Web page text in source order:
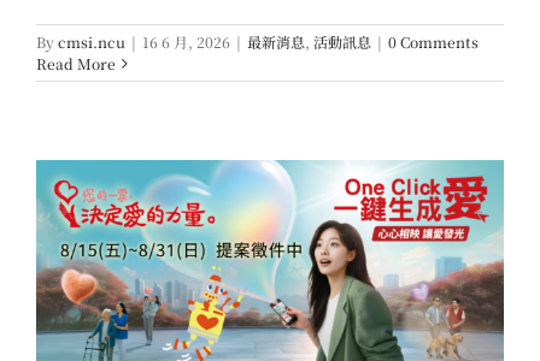
Bycmsi.ncu | 16 6 月, 2026 | 最新消息, 活動訊息 | 0 Comments
Read More